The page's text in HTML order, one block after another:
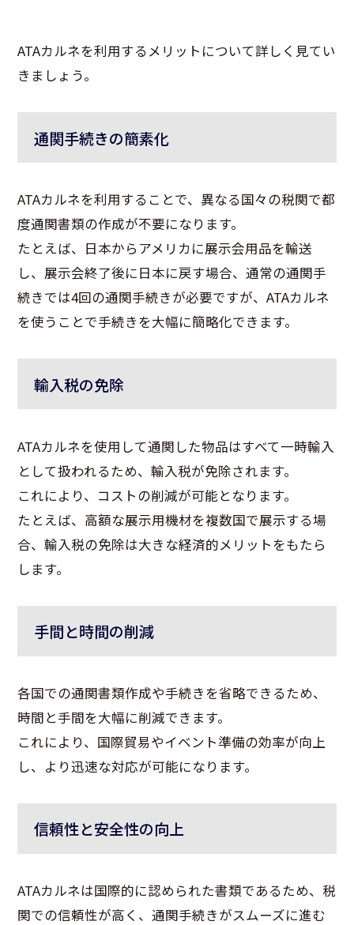
ATAカルネを利用するメリットについて詳しく見てい
きましょう。
通関手続きの簡素化
ATAカルネを利用することで、異なる国々の税関で都
度通関書類の作成が不要になります。
たとえば、日本からアメリカに展示会用品を輸送
し、展示会終了後に日本に戻す場合、通常の通関手
続きでは4回の通関手続きが必要ですが、ATAカルネ
を使うことで手続きを大幅に簡略化できます。
輸入税の免除
ATAカルネを使用して通関した物品はすべて一時輸入
として扱われるため、輸入税が免除されます。
これにより、コストの削減が可能となります。
たとえば、高額な展示用機材を複数国で展示する場
合、輸入税の免除は大きな経済的メリットをもたら
します。
手間と時間の削減
各国での通関書類作成や手続きを省略できるため、
時間と手間を大幅に削減できます。
これにより、国際貿易やイベント準備の効率が向上
し、より迅速な対応が可能になります。
信頼性と安全性の向上
ATAカルネは国際的に認められた書類であるため、税
関での信頼性が高く、通関手続きがスムーズに進む